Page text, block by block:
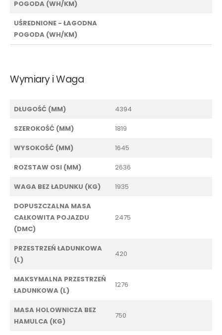
POGODA (WH/KM)
UŚREDNIONE - ŁAGODNA
POGODA (WH/KM)
Wymiary i Waga
DŁUGOŚĆ (MM) 4394
SZEROKOŚĆ (MM) 1819
WYSOKOŚĆ (MM) 1645
ROZSTAW OSI (MM) 2636
WAGA BEZ ŁADUNKU (KG) 1935
DOPUSZCZALNA MASA
CAŁKOWITA POJAZDU
(DMC)
2475
PRZESTRZEŃ ŁADUNKOWA
(L)
420
MAKSYMALNA PRZESTRZEŃ
ŁADUNKOWA (L)
1276
MASA HOLOWNICZA BEZ
HAMULCA (KG)
750